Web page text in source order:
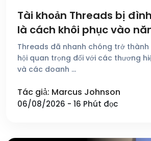
Tài khoản Threads bị
là cách khôi phục vào
Threads đã nhanh chóng trở thành
hội quan trọng đối với các thương
và các doanh …
Tác giả: Marcus Johnson
06/08/2026 - 16 Phút đọc